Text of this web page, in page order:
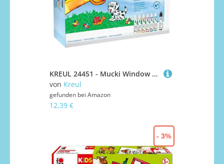
KREUL 24451 - Mucki Window Color Set Kleine Tierwelt, 7 x 29 ml Farbe, Folien und Vorlagen, Fenstermalfarbe auf Wasserbasis, parabenfrei, glutenfrei, laktosefrei, vegan, leicht vermalbar, auswaschbar
von Kreul
gefunden bei Amazon
12,39 €
- 3%